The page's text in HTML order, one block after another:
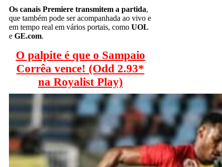
Os canais Premiere transmitem a partida,
que também pode ser acompanhada ao vivo e
em tempo real em vários portais, como UOL
e GE.com.
O palpite é que o Sampaio
Corrêa vence! (Odd 2.93*
na Royalist Play)